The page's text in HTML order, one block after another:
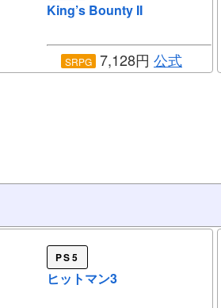
King’s Bounty II
SRPG 7,128円 公式
PS5
ヒットマン3